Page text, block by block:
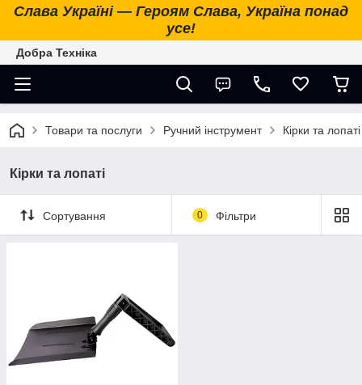
Слава Україні — Героям Слава, Україна понад
усе!
Добра Техніка
Товари та послуги Ручний інструмент Кірки та лопаті
Кірки та лопаті
Сортування 0 Фільтри